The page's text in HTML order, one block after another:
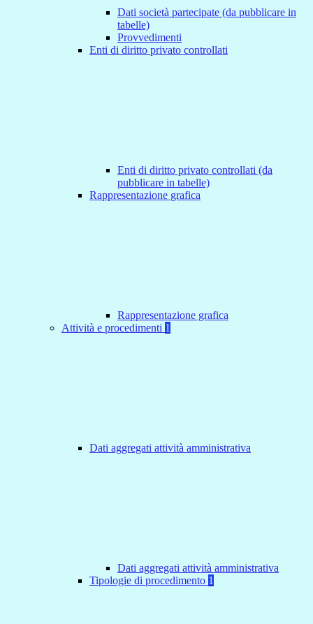
Dati società partecipate (da pubblicare in
tabelle)
Provvedimenti
Enti di diritto privato controllati
Enti di diritto privato controllati (da
pubblicare in tabelle)
Rappresentazione grafica
Rappresentazione grafica
Attività e procedimenti 1
Dati aggregati attività amministrativa
Dati aggregati attività amministrativa
Tipologie di procedimento 1